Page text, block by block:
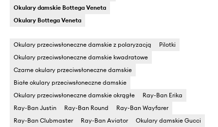
Okulary damskie Bottega Veneta
Okulary Bottega Veneta
Okulary przeciwsłoneczne damskie z polaryzacją
Pilotki
Okulary przeciwsłoneczne damskie kwadratowe
Czarne okulary przeciwsłoneczne damskie
Białe okulary przeciwsłoneczne damskie
Okulary przeciwsłoneczne damskie okrągłe
Ray-Ban Erika
Ray-Ban Justin
Ray-Ban Round
Ray-Ban Wayfarer
Ray-Ban Clubmaster
Ray-Ban Aviator
Okulary damskie Gucci